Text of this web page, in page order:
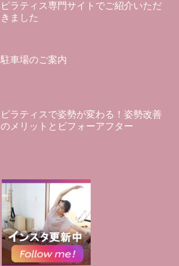
ピラティス専門サイトでご紹介いただ
きました
駐車場のご案内
ピラティスで姿勢が変わる！姿勢改善
のメリットとビフォーアフター